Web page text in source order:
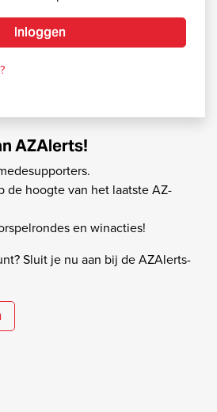
Inloggen
AZAlerts!
de hoogte van het laatste AZ-
en winacties!
Sluit je nu aan bij de AZAlerts-